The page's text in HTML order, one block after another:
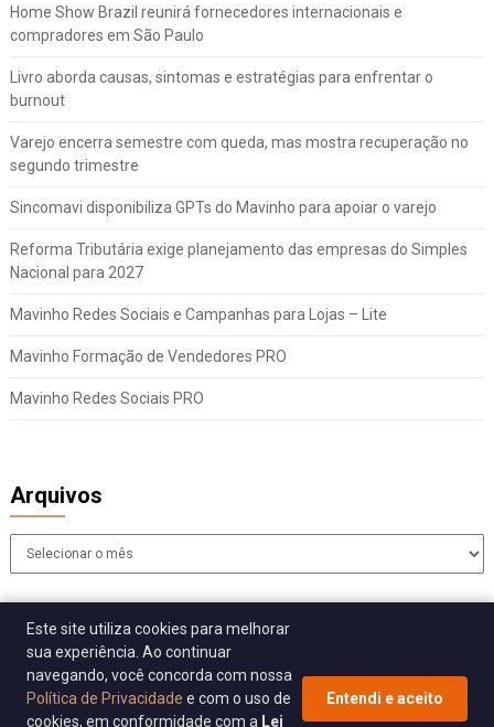
Home Show Brazil reunirá fornecedores internacionais e
compradores em São Paulo
Livro aborda causas, sintomas e estratégias para enfrentar o
burnout
Varejo encerra semestre com queda, mas mostra recuperação no
segundo trimestre
Sincomavi disponibiliza GPTs do Mavinho para apoiar o varejo
Reforma Tributária exige planejamento das empresas do Simples
Nacional para 2027
Mavinho Redes Sociais e Campanhas para Lojas – Lite
Mavinho Formação de Vendedores PRO
Mavinho Redes Sociais PRO
Arquivos
Arquivos
Este site utiliza cookies para melhorar
sua experiência. Ao continuar
navegando, você concorda com nossa
Política de Privacidade e com o uso de
cookies, em conformidade com a Lei
Entendi e aceito